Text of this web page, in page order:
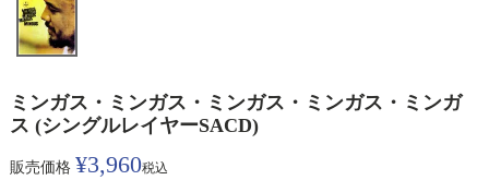
ミンガス・ミンガス・ミンガス・ミンガス・ミンガ
ス (シングルレイヤーSACD)
販売価格 ¥3,960税込